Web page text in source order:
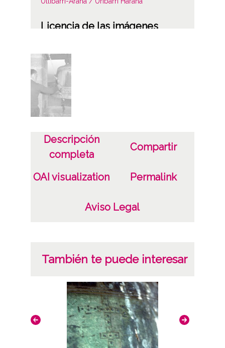
Licencia de las imágenes
Descripción
completa
Compartir
OAI visualization Permalink
Aviso Legal
También te puede interesar